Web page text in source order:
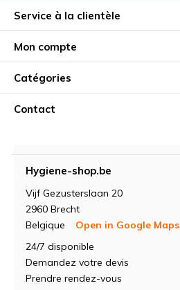
Service à la clientèle
Mon compte
Catégories
Contact
Hygiene-shop.be
Vijf Gezusterslaan 20
2960 Brecht
Belgique
Open in Google Maps
24/7 disponible
Demandez votre devis
Prendre rendez-vous